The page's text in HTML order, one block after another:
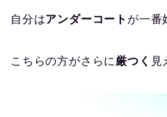
自分はアンダーコート が一番
こちらの方がさらに 厳つく 見